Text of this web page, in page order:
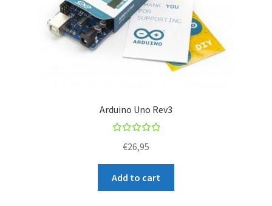
Arduino Uno Rev3
out
of 5
€26,95
Add to cart